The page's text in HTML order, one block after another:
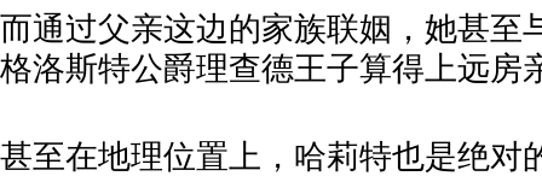
而通过父亲这边的家族联姻，她甚至
格洛斯特公爵理查德王子算得上远房
甚至在地理位置上，哈莉特也是绝对